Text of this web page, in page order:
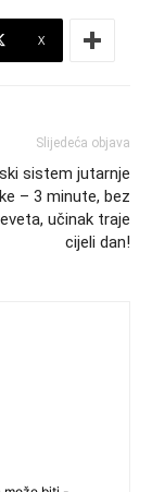
X
Slijedeća objava
sistem jutarnje
– 3 minute, bez
učinak traje
cijeli dan!